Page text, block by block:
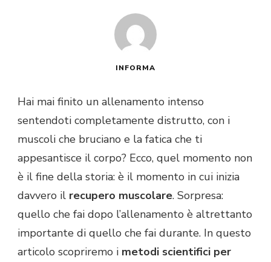
INFORMA
Hai mai finito un allenamento intenso
sentendoti completamente distrutto, con i
muscoli che bruciano e la fatica che ti
appesantisce il corpo? Ecco, quel momento non
è il fine della storia: è il momento in cui inizia
davvero il recupero muscolare. Sorpresa:
quello che fai dopo l’allenamento è altrettanto
importante di quello che fai durante. In questo
articolo scopriremo i metodi scientifici per